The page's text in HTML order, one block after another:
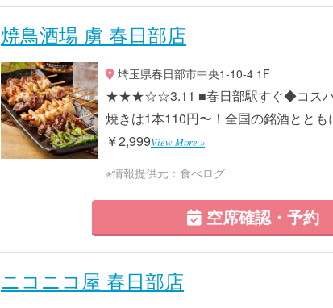
焼鳥酒場 虜 春日部店
埼玉県春日部市中央1-10-4 1F
★★★☆☆3.11 ■春日部駅すぐ◆コスパ
焼きは1本110円〜！全国の銘酒とと
￥2,999View More »
※情報提供元：食べログ
空席確認・予約
ニコニコ屋 春日部店